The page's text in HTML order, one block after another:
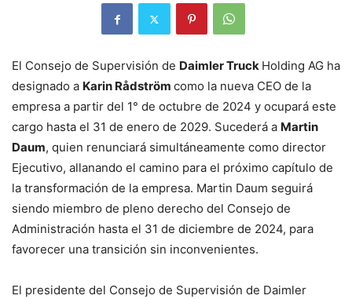
El Consejo de Supervisión de Daimler Truck Holding AG ha
designado a Karin Rådström como la nueva CEO de la
empresa a partir del 1° de octubre de 2024 y ocupará este
cargo hasta el 31 de enero de 2029. Sucederá a Martin
Daum, quien renunciará simultáneamente como director
Ejecutivo, allanando el camino para el próximo capítulo de
la transformación de la empresa. Martin Daum seguirá
siendo miembro de pleno derecho del Consejo de
Administración hasta el 31 de diciembre de 2024, para
favorecer una transición sin inconvenientes.
El presidente del Consejo de Supervisión de Daimler